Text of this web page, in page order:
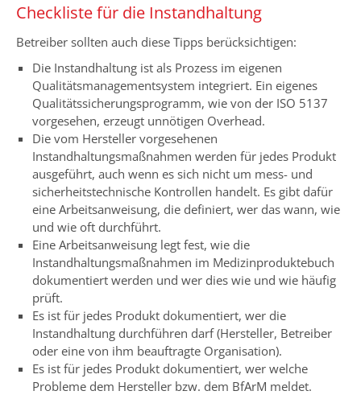
Checkliste für die Instandhaltung
Betreiber sollten auch diese Tipps berücksichtigen:
Die Instandhaltung ist als Prozess im eigenen
Qualitätsmanagementsystem integriert. Ein eigenes
Qualitätssicherungsprogramm, wie von der ISO 5137
vorgesehen, erzeugt unnötigen Overhead.
Die vom Hersteller vorgesehenen
Instandhaltungsmaßnahmen werden für jedes Produkt
ausgeführt, auch wenn es sich nicht um mess- und
sicherheitstechnische Kontrollen handelt. Es gibt dafür
eine Arbeitsanweisung, die definiert, wer das wann, wie
und wie oft durchführt.
Eine Arbeitsanweisung legt fest, wie die
Instandhaltungsmaßnahmen im Medizinproduktebuch
dokumentiert werden und wer dies wie und wie häufig
prüft.
Es ist für jedes Produkt dokumentiert, wer die
Instandhaltung durchführen darf (Hersteller, Betreiber
oder eine von ihm beauftragte Organisation).
Es ist für jedes Produkt dokumentiert, wer welche
Probleme dem Hersteller bzw. dem BfArM meldet.